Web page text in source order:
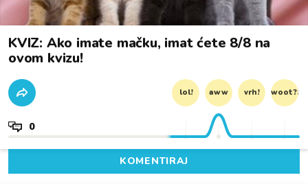
KVIZ: Ako imate mačku, imat ćete 8/8 na
ovom kvizu!
lol! aww vrh! woot?!
0
KOMENTIRAJ